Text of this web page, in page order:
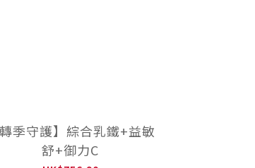
轉季守護】綜合乳鐵+益敏
舒+御力C